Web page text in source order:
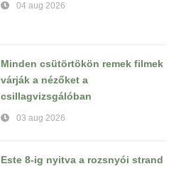
04 aug 2026
Minden csütörtökön remek filmek
várják a nézőket a
csillagvizsgálóban
03 aug 2026
Este 8-ig nyitva a rozsnyói strand